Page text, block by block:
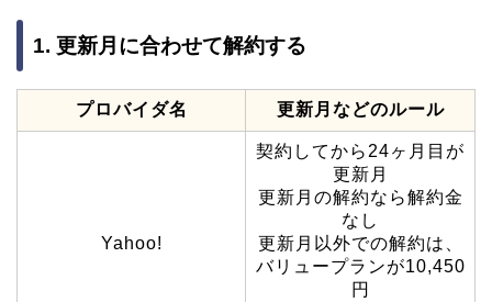
1. 更新月に合わせて解約する
プロバイダ名 更新月などのルール
Yahoo!
契約してから24ヶ月目が
更新月
更新月の解約なら解約金
なし
更新月以外での解約は、
バリュープランが10,450
円